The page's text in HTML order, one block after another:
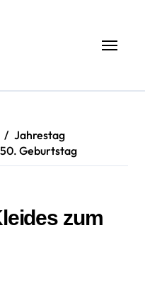
Jahrestag
Geburtstag
zum